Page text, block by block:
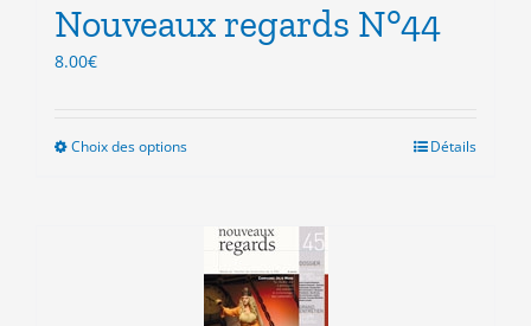
Nouveaux regards N°44
8.00€
Choix des optionsCe
plusieurs
variations.
Les
options
Détails